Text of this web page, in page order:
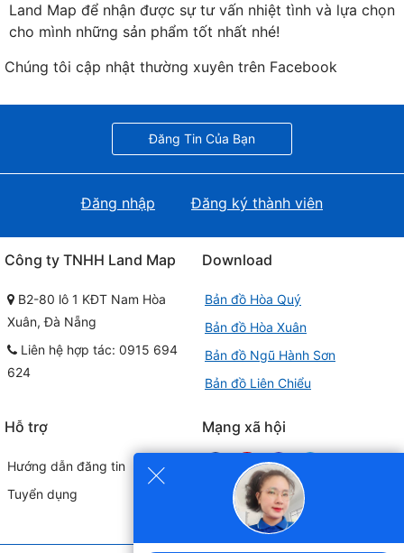
Land Map để nhận được sự tư vấn nhiệt tình và lựa chọn
cho mình những sản phẩm tốt nhất nhé!
Chúng tôi cập nhật thường xuyên trên Facebook
×
Đăng Tin Của Bạn
Đăng nhập Đăng ký thành viên
Công ty TNHH Land Map
B2-80 lô 1 KĐT Nam Hòa
Xuân, Đà Nẵng
Liên hệ hợp tác: 0915 694
624
Download
Bản đồ Hòa Quý
Bản đồ Hòa Xuân
Bản đồ Ngũ Hành Sơn
Bản đồ Liên Chiểu
Hỗ trợ
Hướng dẫn đăng tin
Tuyển dụng
Mạng xã hội